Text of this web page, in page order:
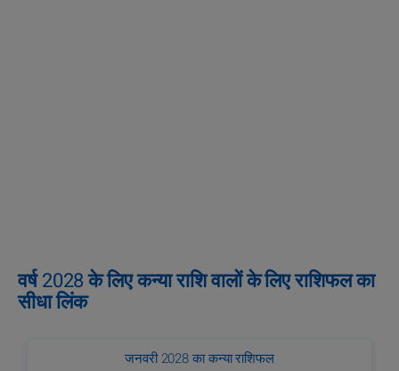
वर्ष 2028 के लिए कन्या राशि वालों के लिए राशिफल का
सीधा लिंक
जनवरी 2028 का कन्या राशिफल